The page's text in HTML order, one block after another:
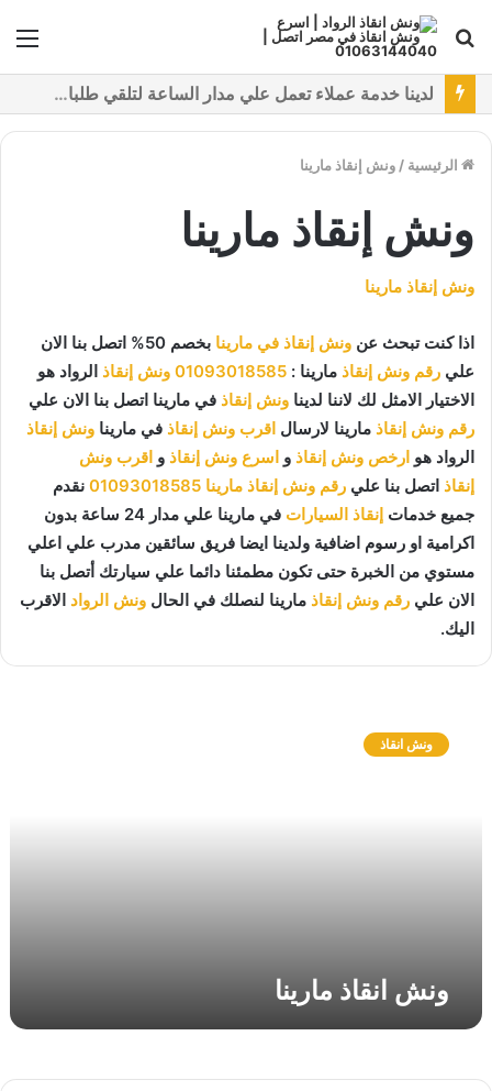
بحث
عن
نقدم خدمات متعددة لدفع خدمة ونش انقاذ سيارات باستخدام طرق دفع متعددة كما نتميز بتقديم أرخص سعر و أعلي جوده
الرئيسية / ونش إنقاذ مارينا
ونش إنقاذ مارينا
ونش إنقاذ مارينا
اذا كنت تبحث عن ونش إنقاذ في مارينا
بخصم 50% اتصل بنا الان
علي رقم ونش إنقاذ مارينا : 01093018585 ونش إنقاذ الرواد هو
الاختيار الامثل لك لاننا لدينا ونش إنقاذ في مارينا اتصل بنا الان علي
رقم ونش إنقاذ مارينا لارسال اقرب ونش إنقاذ في مارينا ونش إنقاذ
الرواد هو ارخص ونش إنقاذ و اسرع ونش إنقاذ و اقرب ونش
إنقاذ اتصل بنا علي رقم ونش إنقاذ مارينا 01093018585 نقدم
جميع خدمات إنقاذ السيارات
في مارينا علي مدار 24 ساعة بدون
اكرامية او رسوم اضافية ولدينا ايضا فريق سائقين مدرب علي اعلي
مستوي من الخبرة حتى تكون مطمئنا دائما علي سيارتك أتصل بنا
الان علي رقم ونش إنقاذ مارينا لنصلك في الحال ونش الرواد الاقرب
اليك.
ا
ونش انقاذ
ونش انقاذ مارينا